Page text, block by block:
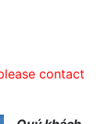
contact